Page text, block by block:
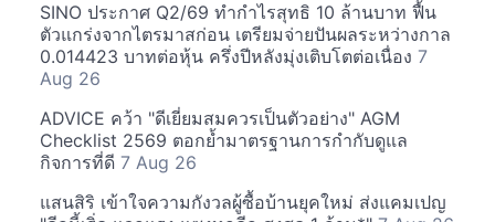
SINO ประกาศ Q2/69 ทำกำไรสุทธิ 10 ล้านบาท ฟื้น
ตัวแกร่งจากไตรมาสก่อน เตรียมจ่ายปันผลระหว่างกาล
0.014423 บาทต่อหุ้น ครึ่งปีหลังมุ่งเติบโตต่อเนื่อง 7
Aug 26
ADVICE คว้า "ดีเยี่ยมสมควรเป็นตัวอย่าง" AGM
Checklist 2569 ตอกย้ำมาตรฐานการกำกับดูแล
กิจการที่ดี 7 Aug 26
แสนสิริ เข้าใจความกังวลผู้ซื้อบ้านยุคใหม่ ส่งแคมเปญ